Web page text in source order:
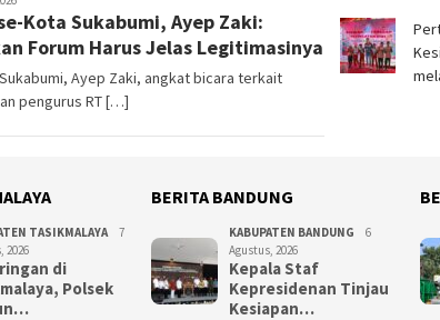
Kota Sukabumi, Ayep Zaki:
Forum Harus Jelas Legitimasinya
Sukabumi, Ayep Zaki, angkat bicara terkait
pengurus RT […]
TASIKMALAYA
7
2026
di
Polsek
BERITA BANDUNG
KABUPATEN BANDUNG
6
Agustus, 2026
Kepala Staf
Kepresidenan Tinjau
Kesiapan…